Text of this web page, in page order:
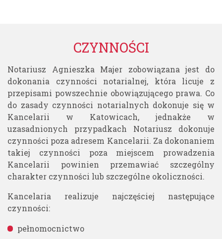
CZYNNOŚCI
Notariusz Agnieszka Majer zobowiązana jest do
dokonania czynności notarialnej, która licuje z
przepisami powszechnie obowiązującego prawa. Co
do zasady czynności notarialnych dokonuje się w
Kancelarii w Katowicach, jednakże w
uzasadnionych przypadkach Notariusz dokonuje
czynności poza adresem Kancelarii. Za dokonaniem
takiej czynności poza miejscem prowadzenia
Kancelarii powinien przemawiać szczególny
charakter czynności lub szczególne okoliczności.
Kancelaria realizuje najczęściej następujące
czynności:
pełnomocnictwo